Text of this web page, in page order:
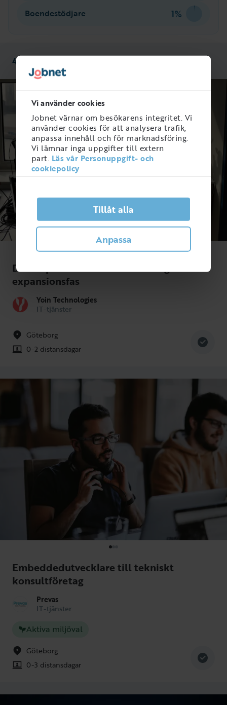
Vi använder cookies
Jobnet värnar om besökarens integritet. Vi
använder cookies för att analysera trafik,
anpassa innehåll och för marknadsföring.
Vi lämnar inga uppgifter till extern
part. Läs vår Personuppgift- och
cookiepolicy
Tillåt alla
Anpassa
Boendestödjare 1%
4 relaterade jobb
Development Lead till techbolag i
expansionsfas
Yoin Technologies
IT-tjänster
Göteborg
0-2 distansdagar
Embeddedutvecklare till tekniskt
konsultföretag
Prevas
IT-tjänster
Aktiva miljöval
Göteborg
0-3 distansdagar